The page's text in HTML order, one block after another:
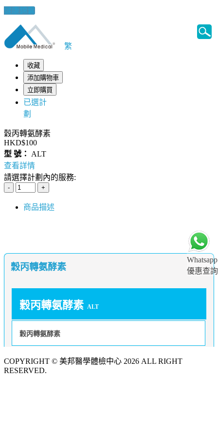
健康錦囊
Whatsapp
優惠查詢
繁
收藏
添加購物車
立即購買
已選計
劃
穀丙轉氨酵素
HKD$100
型 號：
ALT
查看詳情
請選擇計劃內的服務:
商品描述
穀丙轉氨酵素
穀丙轉氨酵素 ALT
穀丙轉氨酵素
COPYRIGHT © 美邦醫學體檢中心 2026 ALL RIGHT
RESERVED.